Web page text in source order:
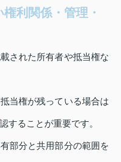
利関係・管理・
された所有者や抵当権な
当権が残っている場合は
することが重要です。
部分と共用部分の範囲を